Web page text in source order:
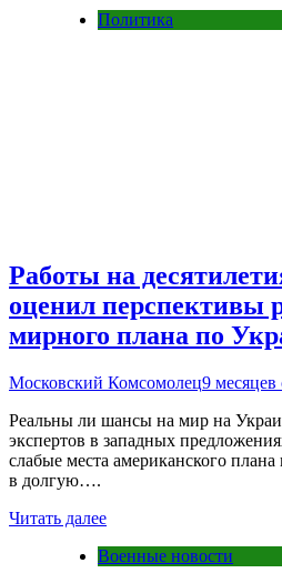
Политика
Работы на
оценил перспективы
мирного плана по
Московский Комсомолец9 месяцев
Реальны ли шансы на мир на
экспертов в западных
слабые места американского
в долгую….
Читать далее
Военные новости